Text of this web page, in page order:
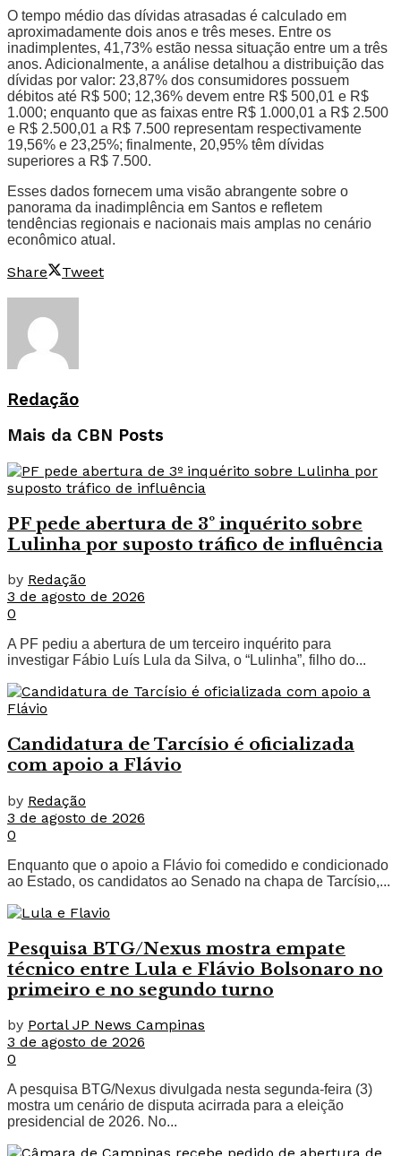
O tempo médio das dívidas atrasadas é calculado em
aproximadamente dois anos e três meses. Entre os
inadimplentes, 41,73% estão nessa situação entre um a três
anos. Adicionalmente, a análise detalhou a distribuição das
dívidas por valor: 23,87% dos consumidores possuem
débitos até R$ 500; 12,36% devem entre R$ 500,01 e R$
1.000; enquanto que as faixas entre R$ 1.000,01 a R$ 2.500
e R$ 2.500,01 a R$ 7.500 representam respectivamente
19,56% e 23,25%; finalmente, 20,95% têm dívidas
superiores a R$ 7.500.
Esses dados fornecem uma visão abrangente sobre o
panorama da inadimplência em Santos e refletem
tendências regionais e nacionais mais amplas no cenário
econômico atual.
Share Tweet
Redação
Mais da CBN Posts
PF pede abertura de 3º inquérito sobre
Lulinha por suposto tráfico de influência
by Redação
3 de agosto de 2026
0
A PF pediu a abertura de um terceiro inquérito para
investigar Fábio Luís Lula da Silva, o “Lulinha”, filho do...
Candidatura de Tarcísio é oficializada
com apoio a Flávio
by Redação
3 de agosto de 2026
0
Enquanto que o apoio a Flávio foi comedido e condicionado
ao Estado, os candidatos ao Senado na chapa de Tarcísio,...
Pesquisa BTG/Nexus mostra empate
técnico entre Lula e Flávio Bolsonaro no
primeiro e no segundo turno
by Portal JP News Campinas
3 de agosto de 2026
0
A pesquisa BTG/Nexus divulgada nesta segunda-feira (3)
mostra um cenário de disputa acirrada para a eleição
presidencial de 2026. No...